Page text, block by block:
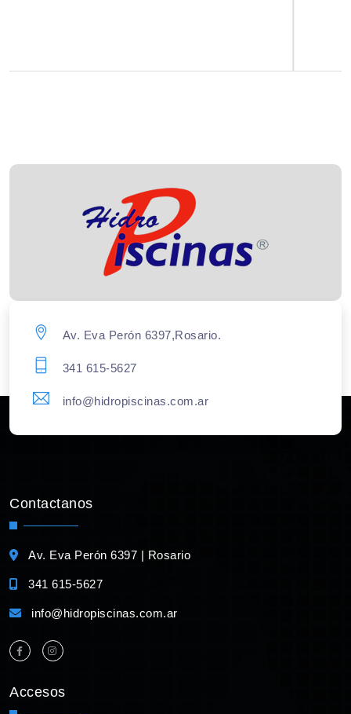
Av. Eva Perón 6397,Rosario.
341 615-5627
info@hidropiscinas.com.ar
Contactanos
Av. Eva Perón 6397 | Rosario
341 615-5627
info@hidropiscinas.com.ar
Accesos